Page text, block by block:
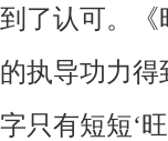
到了认可。《
的执导功力得
字只有短短‘